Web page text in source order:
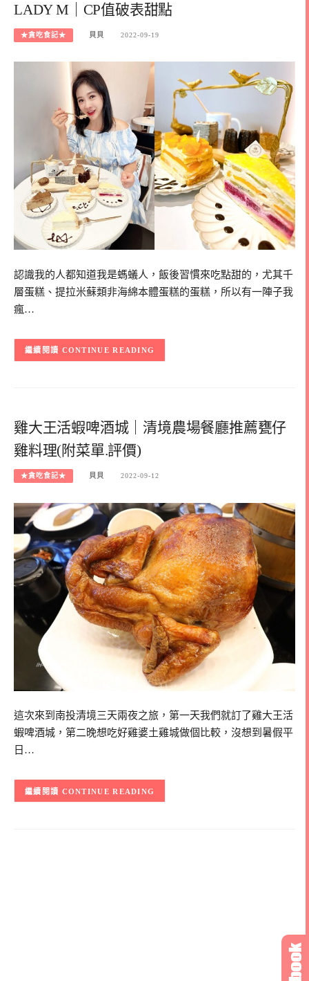
LADY M｜CP值破表甜點
★貪吃食記★ 貝貝 2022-09-19
認識我的人都知道我是螞蟻人，飯後習慣來吃點甜的，尤其千
層蛋糕、提拉米蘇類非海綿本體蛋糕的蛋糕，所以有一陣子我
瘋…
CONTINUE READING
雞大王活蝦啤酒城｜清境農場餐廳推薦甕仔
雞料理(附菜單.評價)
★貪吃食記★ 貝貝 2022-09-12
這次來到南投清境三天兩夜之旅，第一天我們就訂了雞大王活
蝦啤酒城，第二晚想吃好雞婆土雞城做個比較，沒想到暑假平
日…
CONTINUE READING